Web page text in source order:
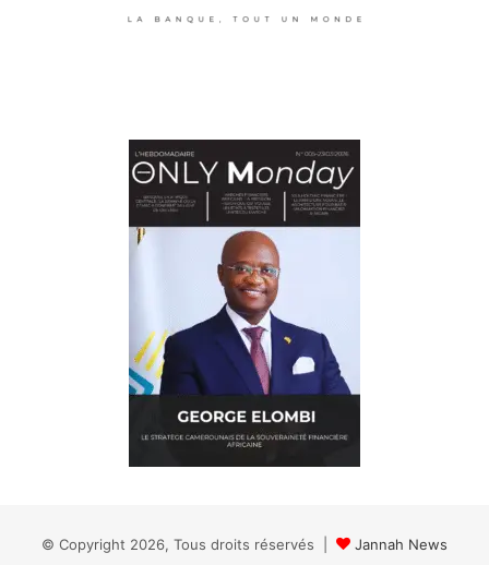
© Copyright 2026, Tous droits réservés | Jannah News